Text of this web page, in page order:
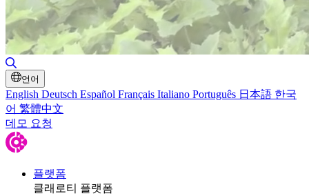
언어
English Deutsch Español Français Italiano Português 日本語 한국
어 繁體中文
데모 요청
플랫폼
클래로티 플랫폼